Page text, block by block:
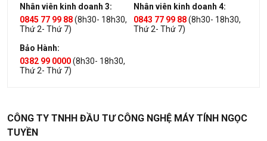
Nhân viên kinh doanh 3:
0845 77 99 88(8h30- 18h30,
Thứ 2- Thứ 7)
Nhân viên kinh doanh 4:
0843 77 99 88(8h30- 18h30,
Thứ 2- Thứ 7)
Bảo Hành:
0382 99 0000(8h30- 18h30,
Thứ 2- Thứ 7)
CÔNG TY TNHH ĐẦU TƯ CÔNG NGHỆ MÁY TÍNH NGỌC
TUYỀN